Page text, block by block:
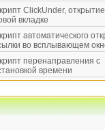
ClickUnder,
вкладке
автоматического
во всплывающем
перенаправления с
времени